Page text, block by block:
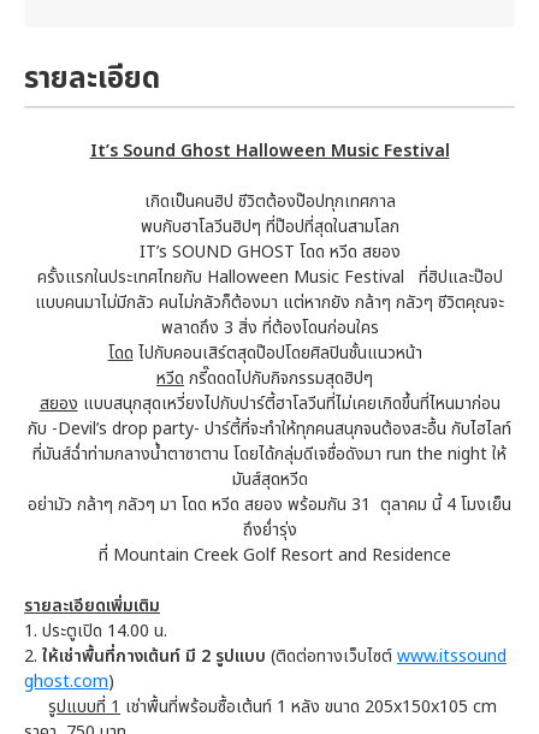
รายละเอียด
It’s Sound Ghost Halloween Music Festival
เกิดเป็นคนฮิป ชีวิตต้องป๊อปทุกเทศกาล
พบกับฮาโลวีนฮิปๆ ที่ป๊อปที่สุดในสามโลก
IT’s SOUND GHOST โดด หวีด สยอง
ครั้งแรกในประเทศไทยกับ Halloween Music Festival ที่ฮิปและป๊อป
แบบคนมาไม่มีกลัว คนไม่กลัวก็ต้องมา แต่หากยัง กล้าๆ กลัวๆ ชีวิตคุณจะ
พลาดถึง 3 สิ่ง ที่ต้องโดนก่อนใคร
โดด ไปกับคอนเสิร์ตสุดป๊อปโดยศิลปินชั้นแนวหน้า
หวีด กรี๊ดดดไปกับกิจกรรมสุดฮิปๆ
สยอง แบบสนุกสุดเหวี่ยงไปกับปาร์ตี้ฮาโลวีนที่ไม่เคยเกิดขึ้นที่ไหนมาก่อน
กับ -Devil’s drop party- ปาร์ตี้ที่จะทำให้ทุกคนสนุกจนต้องสะอื้น กับไฮไลท์
ที่มันส์ฉ่ำท่ามกลางนํ้าตาซาตาน โดยได้กลุ่มดีเจชื่อดังมา run the night ให้
มันส์สุดหวีด
อย่ามัว กล้าๆ กลัวๆ มา โดด หวีด สยอง พร้อมกัน 31 ตุลาคม นี้ 4 โมงเย็น
ถึงยํ่ารุ่ง
ที่ Mountain Creek Golf Resort and Residence
รายละเอียดเพิ่มเติม
1. ประตูเปิด 14.00 น.
2. ให้เช่าพื้นที่กางเต้นท์ มี 2 รูปแบบ (ติดต่อทางเว็บไซต์www.itssound
ghost.com)
รูปแบบที่ 1 เช่าพื้นที่พร้อมซื้อเต้นท์ 1 หลัง ขนาด 205x150x105 cm